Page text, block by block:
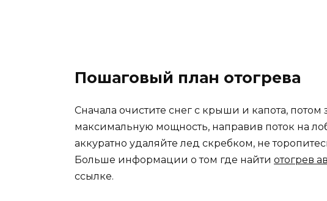
Пошаговый план отогрева
Сначала очистите снег с крыши и капота,
максимальную мощность, направив поток на
аккуратно удаляйте лед скребком, не
Больше информации о том где найти отогрев
ссылке.